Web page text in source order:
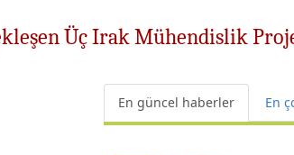
Üç Irak Mühendislik
En güncel haberler En